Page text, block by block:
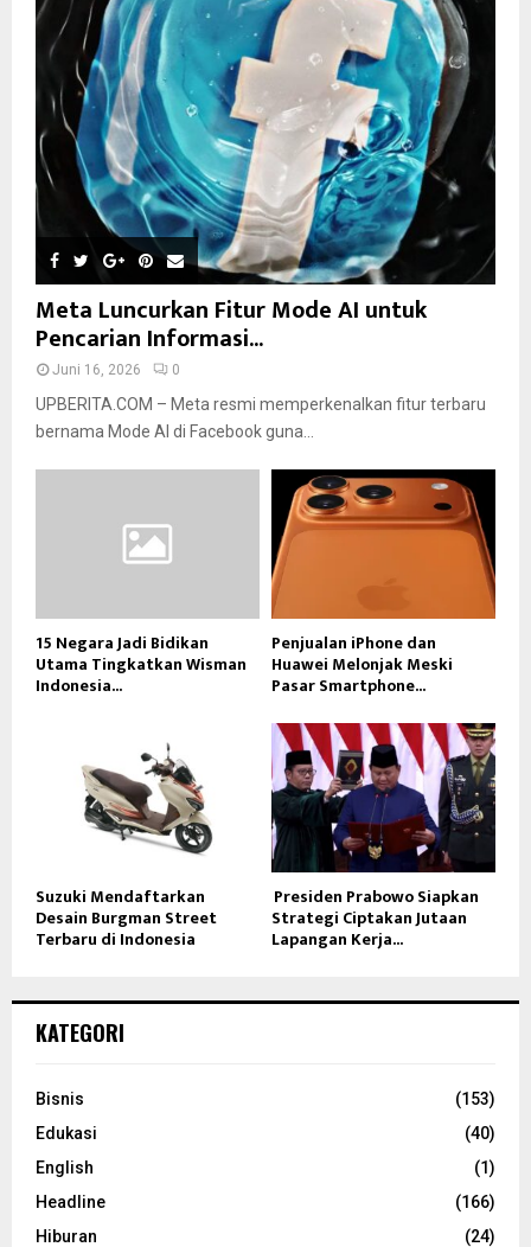
Meta Luncurkan Fitur Mode AI untuk
Pencarian Informasi...
Juni 16, 2026 0
UPBERITA.COM – Meta resmi memperkenalkan fitur terbaru
bernama Mode AI di Facebook guna...
15 Negara Jadi Bidikan
Utama Tingkatkan Wisman
Indonesia...
Penjualan iPhone dan
Huawei Melonjak Meski
Pasar Smartphone...
Suzuki Mendaftarkan
Desain Burgman Street
Terbaru di Indonesia
Presiden Prabowo Siapkan
Strategi Ciptakan Jutaan
Lapangan Kerja...
KATEGORI
Bisnis
(153)
Edukasi
(40)
English
(1)
Headline
(166)
Hiburan
(24)